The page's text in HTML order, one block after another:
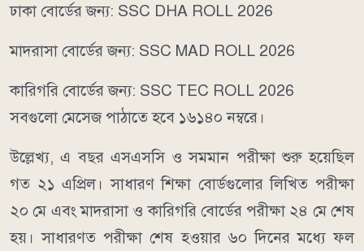
ঢাকা বোর্ডের জন্য: SSC DHA ROLL 2026
মাদরাসা বোর্ডের জন্য: SSC MAD ROLL 2026
কারিগরি বোর্ডের জন্য: SSC TEC ROLL 2026
সবগুলো মেসেজ পাঠাতে হবে ১৬১৪০ নম্বরে।
উল্লেখ্য, এ বছর এসএসসি ও সমমান পরীক্ষা শুরু হয়েছিল
গত ২১ এপ্রিল। সাধারণ শিক্ষা বোর্ডগুলোর লিখিত পরীক্ষা
২০ মে এবং মাদরাসা ও কারিগরি বোর্ডের পরীক্ষা ২৪ মে শেষ
হয়। সাধারণত পরীক্ষা শেষ হওয়ার ৬০ দিনের মধ্যে ফল